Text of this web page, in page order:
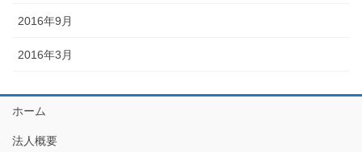
2016年9月
2016年3月
ホーム
法人概要